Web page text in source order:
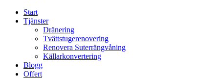
Start
Tjänster
Dränering
Tvättstugerenovering
Renovera Suterrängvåning
Källarkonvertering
Blogg
Offert